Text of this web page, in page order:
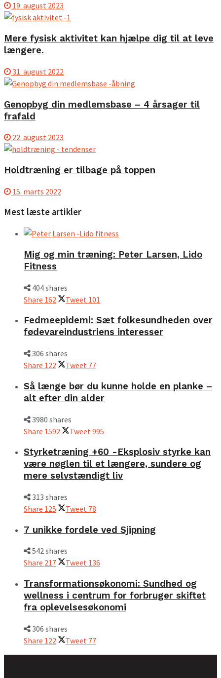
19. august 2023
Mere fysisk aktivitet kan hjælpe dig til at leve
længere.
31. august 2022
Genopbyg din medlemsbase – 4 årsager til
frafald
22. august 2023
Holdtræning er tilbage på toppen
15. marts 2022
Mest læste artikler
Mig og min træning: Peter Larsen, Lido
Fitness
404 shares
Share 162 Tweet 101
Fedmeepidemi: Sæt folkesundheden over
fødevareindustriens interesser
306 shares
Share 122 Tweet 77
Så længe bør du kunne holde en planke –
alt efter din alder
3980 shares
Share 1592 Tweet 995
Styrketræning +60 -Eksplosiv styrke kan
være nøglen til et længere, sundere og
mere selvstændigt liv
313 shares
Share 125 Tweet 78
7 unikke fordele ved Sjipning
542 shares
Share 217 Tweet 136
Transformationsøkonomi: Sundhed og
wellness i centrum for forbruger skiftet
fra oplevelsesøkonomi
306 shares
Share 122 Tweet 77